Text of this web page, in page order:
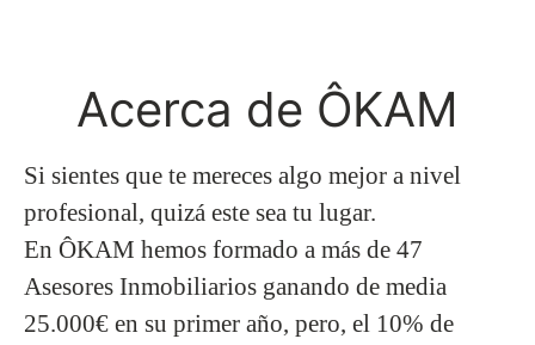
Acerca de ÔKAM
Si sientes que te mereces algo mejor a nivel
profesional, quizá este sea tu lugar.
En ÔKAM hemos formado a más de 47
Asesores Inmobiliarios ganando de media
25.000€ en su primer año, pero, el 10% de